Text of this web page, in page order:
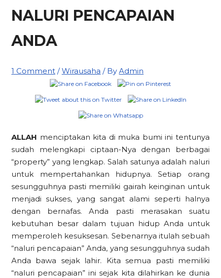
NALURI PENCAPAIAN
ANDA
1 Comment /Wirausaha / ByAdmin
ALLAH menciptakan kita di muka bumi ini tentunya
sudah melengkapi ciptaan-Nya dengan berbagai
“property” yang lengkap. Salah satunya adalah naluri
untuk mempertahankan hidupnya. Setiap orang
sesungguhnya pasti memiliki gairah keinginan untuk
menjadi sukses, yang sangat alami seperti halnya
dengan bernafas. Anda pasti merasakan suatu
kebutuhan besar dalam tujuan hidup Anda untuk
memperoleh kesuksesan. Sebenarnya itulah sebuah
“naluri pencapaian” Anda, yang sesungguhnya sudah
Anda bawa sejak lahir. Kita semua pasti memiliki
“naluri pencapaian” ini sejak kita dilahirkan ke dunia